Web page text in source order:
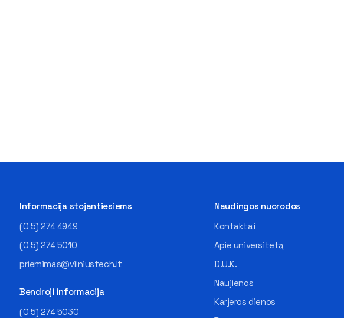
Informacija stojantiesiems
(0 5) 274 4949
(0 5) 274 5010
priemimas@vilniustech.lt
Bendroji informacija
(0 5) 274 5030
Naudingos nuorodos
Kontaktai
Apie universitetą
D.U.K.
Naujienos
Karjeros dienos